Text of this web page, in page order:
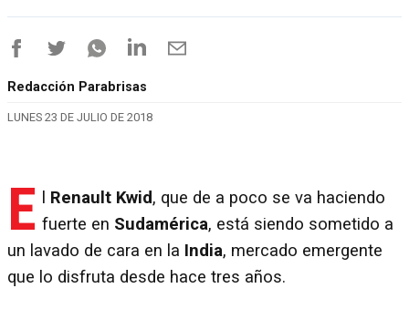
Redacción Parabrisas
LUNES 23 DE JULIO DE 2018
E Renault Kwid, que de a poco se va haciendo
fuerte en Sudamérica, está siendo sometido a
un lavado de cara en la India, mercado emergente
que lo disfruta desde hace tres años.